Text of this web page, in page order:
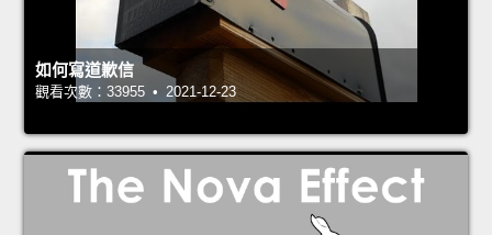
如何寫道歉信
觀看次數：33955 • 2021-12-23